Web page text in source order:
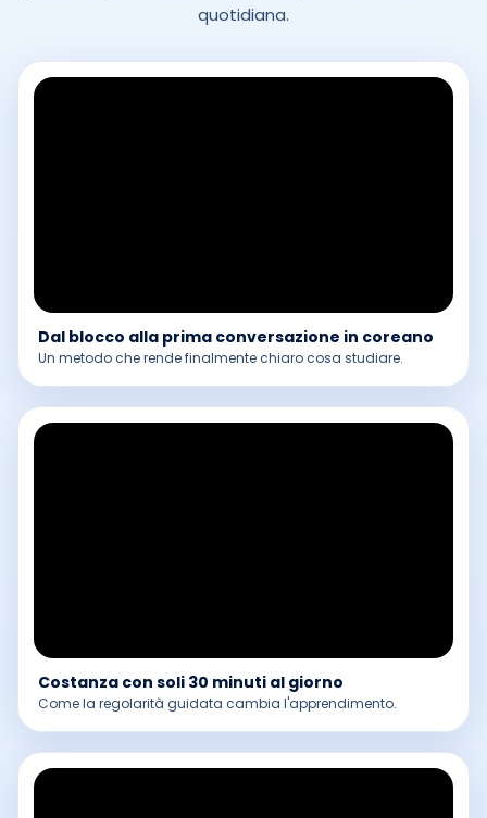
quotidiana.
Dal blocco alla prima conversazione in coreano
Un metodo che rende finalmente chiaro cosa studiare.
Costanza con soli 30 minuti al giorno
Come la regolarità guidata cambia l'apprendimento.